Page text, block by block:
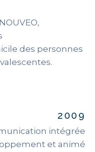
des personnes
2009
intégrée
et animé